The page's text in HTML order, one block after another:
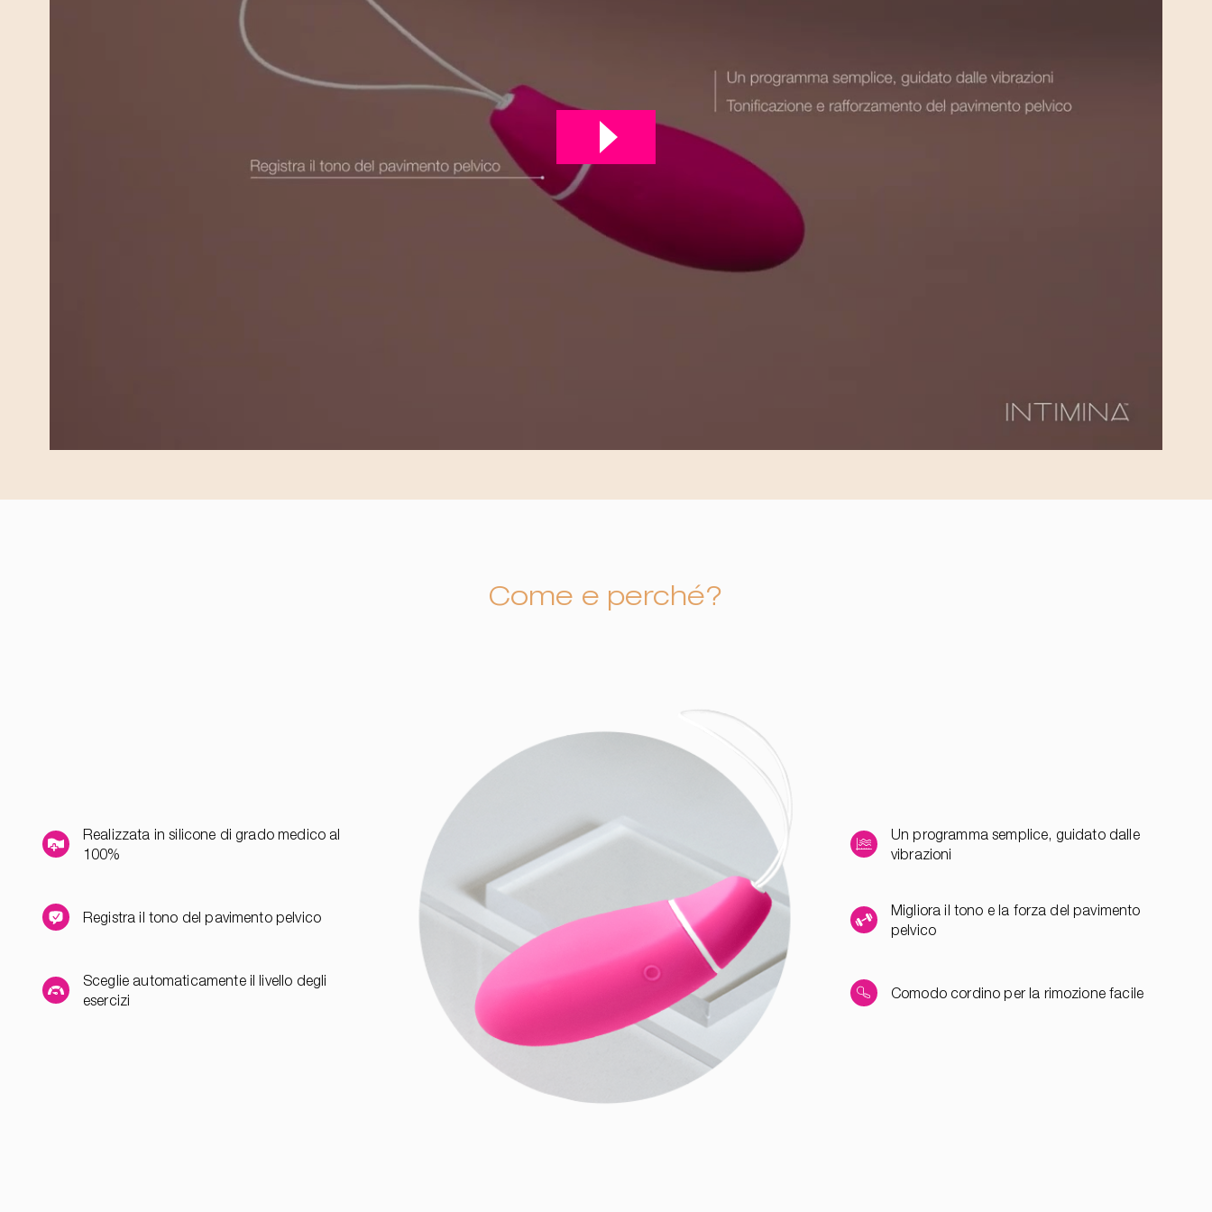
Come e perché?
Realizzata in silicone di grado medico al
100%
Registra il tono del pavimento pelvico
Sceglie automaticamente il livello degli
esercizi
Un programma semplice, guidato dalle
vibrazioni
Migliora il tono e la forza del pavimento
pelvico
Comodo cordino per la rimozione facile